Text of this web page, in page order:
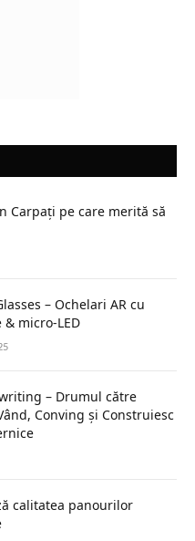
Carpați pe care merită să
– Ochelari AR cu
micro-LED
– Drumul către
Conving și Construiesc
calitatea panourilor